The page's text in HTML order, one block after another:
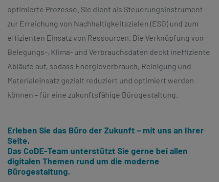
optimierte Prozesse. Sie dient als Steuerungsinstrument
zur Erreichung von Nachhaltigkeitszielen (ESG) und zum
effizienten Einsatz von Ressourcen. Die Verknüpfung von
Belegungs-, Klima- und Verbrauchsdaten deckt ineffiziente
Abläufe auf, sodass Energieverbrauch, Reinigung und
Materialeinsatz gezielt reduziert und optimiert werden
können – für eine zukunftsfähige Bürogestaltung.
Erleben Sie das Büro der Zukunft – mit uns an Ihrer
Seite.
Das CoDE-Team unterstützt Sie gerne bei allen
digitalen Themen rund um die moderne
Bürogestaltung.